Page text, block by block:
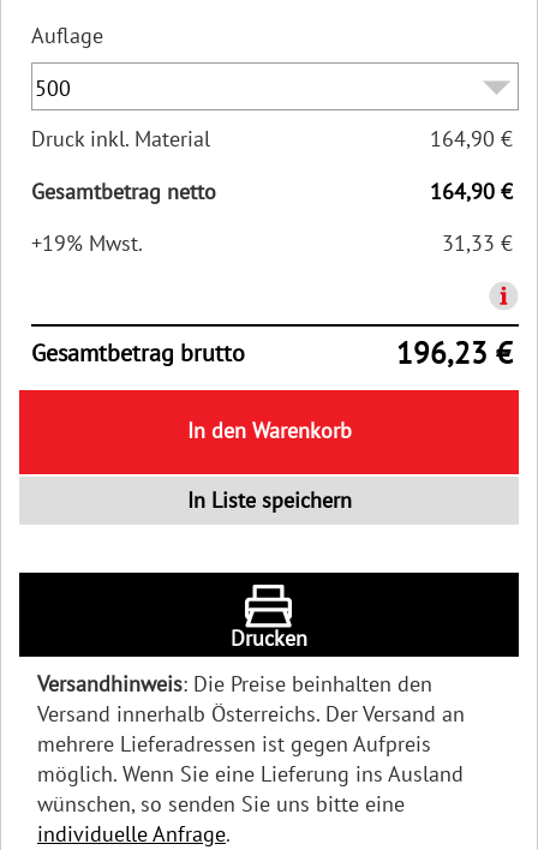
Auflage
Druck inkl. Material
164,90 €
Gesamtbetrag netto
164,90 €
+19% Mwst.
31,33 €
Gesamtbetrag brutto 196,23 €
In den Warenkorb
In Liste speichern
Drucken
Versandhinweis: Die Preise beinhalten den
Versand innerhalb Österreichs. Der Versand an
mehrere Lieferadressen ist gegen Aufpreis
möglich. Wenn Sie eine Lieferung ins Ausland
wünschen, so senden Sie uns bitte eine
individuelle Anfrage.